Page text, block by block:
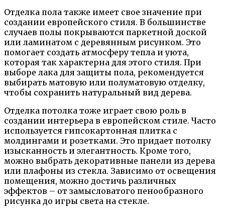
Отделка пола также имеет свое значение при
создании европейского стиля. В большинстве
случаев полы покрываются паркетной доской
или ламинатом с деревянным рисунком. Это
помогает создать атмосферу тепла и уюта,
которая так характерна для этого стиля. При
выборе лака для защиты пола, рекомендуется
выбирать матовую или полуматовую отделку,
чтобы сохранить натуральный вид дерева.
Отделка потолка тоже играет свою роль в
создании интерьера в европейском стиле. Часто
используется гипсокартонная плитка с
молдингами и розетками. Это придает потолку
изысканность и элегантность. Кроме того,
можно выбрать декоративные панели из дерева
или плафоны из стекла. Зависимо от освещения
помещения, можно достичь различных
эффектов – от замысловатого пенообразного
рисунка до игры света на стекле.